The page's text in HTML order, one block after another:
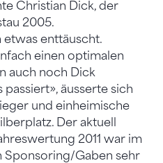
Christian Dick, der
2005.
etwas enttäuscht.
einen optimalen
auch noch Dick
äusserte sich
und einheimische
Der aktuell
2011 war im
Sponsoring/Gaben sehr